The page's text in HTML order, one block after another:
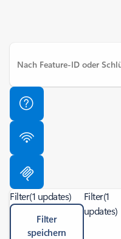
Filter(1 updates)
Filter
speichern
Filter(1
updates)